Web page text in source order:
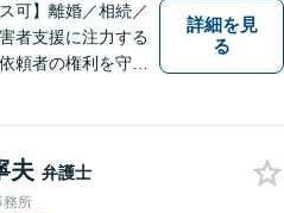
ス可】離婚／相続／
者支援に注力する
頼者の権利を守
詳細を見
る
夫 弁護士
務所